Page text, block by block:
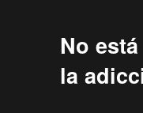
No
la